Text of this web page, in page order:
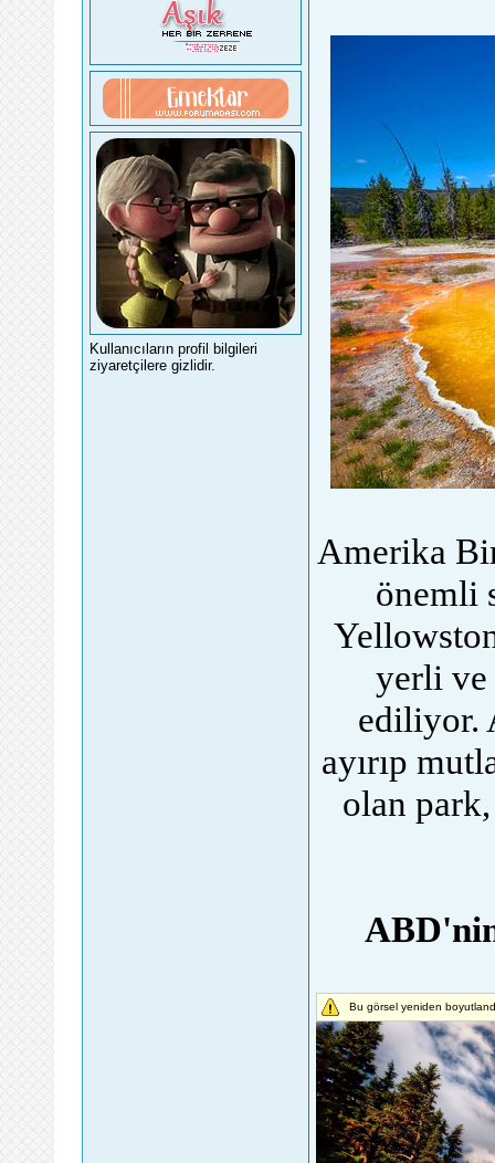
Kullanıcıların profil bilgileri
ziyaretçilere gizlidir.
Amerika
önemli
yerli ve
ediliyor.
ayırıp
olan
Bu görsel yeniden